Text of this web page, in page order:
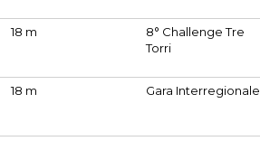
18 m
8° Challenge Tre
Torri
18 m Gara Interregionale